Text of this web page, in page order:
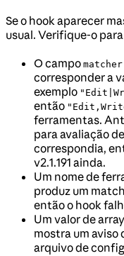
Se o hook aparecer
usual. Verifique-o
O campo matcher
corresponder a
exemplo
então
ferramentas.
para avaliação
correspondia,
v2.1.191 ainda.
Um nome de
produz um
então o hook
Um valor de
mostra um aviso
arquivo de